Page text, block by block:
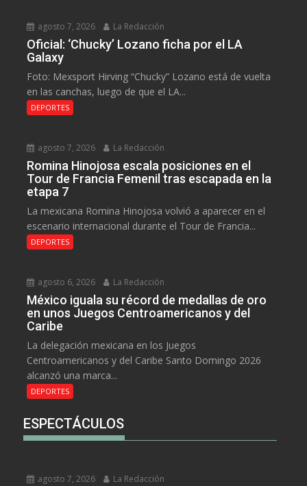
agosto 7, 2026 La Redacción
Oficial: ‘Chucky’ Lozano ficha por el LA
Galaxy
Foto: Mexsport Hirving “Chucky” Lozano está de vuelta
en las canchas, luego de que el LA...
DEPORTES
agosto 7, 2026 La Redacción
Romina Hinojosa escala posiciones en el
Tour de Francia Femenil tras escapada en la
etapa 7
La mexicana Romina Hinojosa volvió a aparecer en el
escenario internacional durante el Tour de Francia...
DEPORTES
agosto 6, 2026 La Redacción
México iguala su récord de medallas de oro
en unos Juegos Centroamericanos y del
Caribe
La delegación mexicana en los Juegos
Centroamericanos y del Caribe Santo Domingo 2026
alcanzó una marca...
DEPORTES
ESPECTÁCULOS
agosto 7, 2026 La Redacción